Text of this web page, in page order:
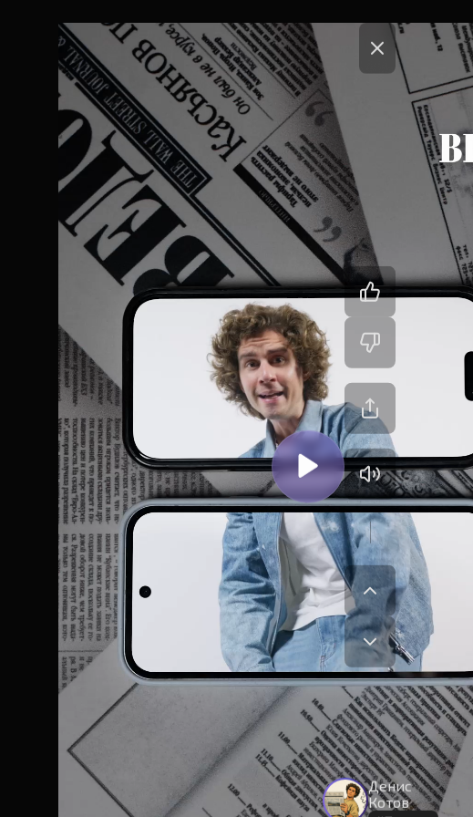
Денис
Котов
На сайте используются cookies.
Продолжая использовать сайт,
вы принимаете
условия
Окей